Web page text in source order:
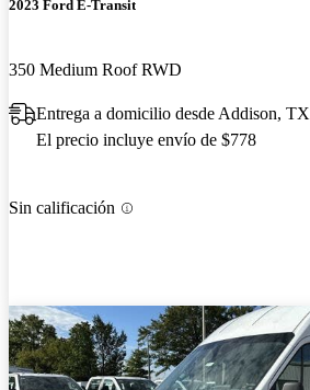
2023 Ford E-Transit
350 Medium Roof RWD
Entrega a domicilio desde Addison, TX
El precio incluye envío de $778
Sin calificación